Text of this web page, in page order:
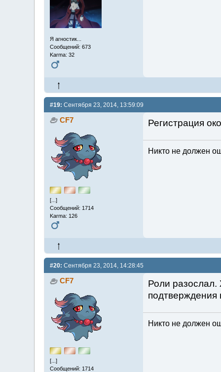
Я агностик...
Сообщений: 673
Karma: 32
#19: Сентября 23, 2014, 13:59:09
CF7
[...]
Сообщений: 1714
Karma: 126
Регистрация
Никто не должен
#20: Сентября 23, 2014, 14:28:45
CF7
[...]
Сообщений: 1714
Роли
подтверждения
Никто не должен